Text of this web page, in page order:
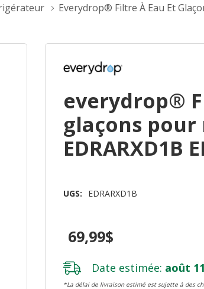
Everydrop® Filtre À Eau Et
everydrop®
glaçons
EDRARXD1B
UGS: EDRARXD1B
69,99$
Date estimée: août
*La délai de livraison estimé est sujette à des